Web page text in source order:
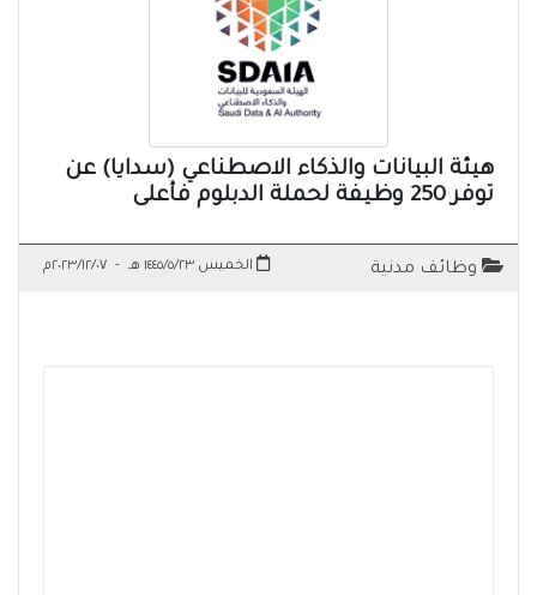
هيئة البيانات والذكاء الاصطناعي (سدايا) عن
توفر 250 وظيفة لحملة الدبلوم فأعلى
وظائف مدنية الخميس ١٤٤٥/٥/٢٣ هـ - ٢٠٢٣/١٢/٠٧م